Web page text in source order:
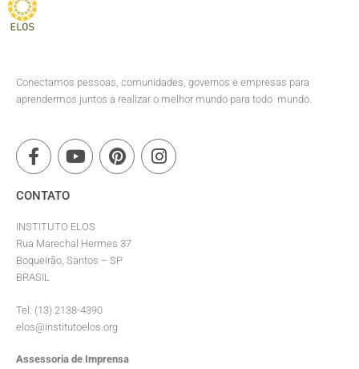
Conectamos pessoas, comunidades, governos e empresas para
aprendermos juntos a realizar o melhor mundo para todo mundo.
CONTATO
INSTITUTO ELOS
Rua Marechal Hermes 37
Boqueirão, Santos – SP
BRASIL
Tel: (13) 2138-4390
elos@institutoelos.org
Assessoria de Imprensa